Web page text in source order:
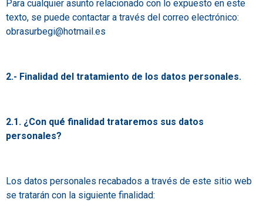
Para cualquier asunto relacionado con lo expuesto en este
texto, se puede contactar a través del correo electrónico:
obrasurbegi@hotmail.es
2.- Finalidad del tratamiento de los datos personales.
2.1. ¿Con qué finalidad trataremos sus datos
personales?
Los datos personales recabados a través de este sitio web
se tratarán con la siguiente finalidad: